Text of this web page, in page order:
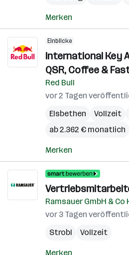
Merken
Einblicke
International Key
QSR, Coffee &
Red Bull
vor 2 Tagen
Elsbethen
Vollzeit
ab 2.362 € monatlich
Merken
Ramsauer GmbH & Co
vor 3 Tagen
Strobl
Vollzeit
Merken